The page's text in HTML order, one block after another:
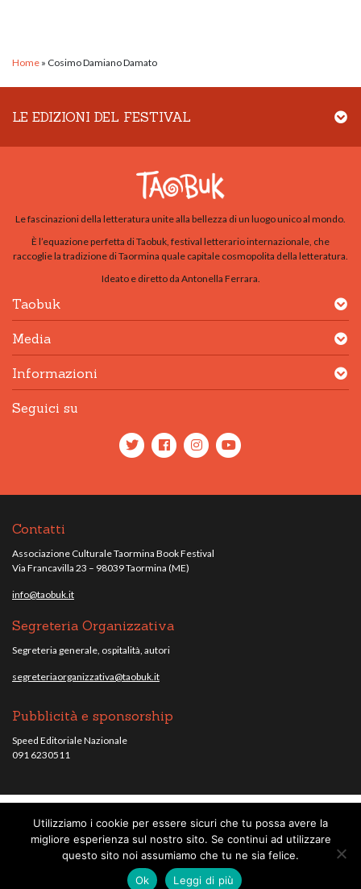
Home » Cosimo Damiano Damato
LE EDIZIONI DEL FESTIVAL
Le fascinazioni della letteratura unite alla bellezza di un luogo unico al mondo.
È l’equazione perfetta di Taobuk, festival letterario internazionale, che
raccoglie la tradizione di Taormina quale capitale cosmopolita della letteratura.
Ideato e diretto da Antonella Ferrara.
Taobuk
Media
Informazioni
Seguici su
Contatti
Associazione Culturale Taormina Book Festival
Via Francavilla 23 – 98039 Taormina (ME)
info@taobuk.it
Segreteria Organizzativa
Segreteria generale, ospitalità, autori
segreteriaorganizzativa@taobuk.it
Pubblicità e sponsorship
Speed Editoriale Nazionale
091 6230511
© Taobuk, festival letterario internazionale 2013/2021 - Tutti i contenuti del
sito sono coperti da copyright - C.F. 96010220836.note legali.
Credits
Utilizziamo i cookie per essere sicuri che tu possa avere la
migliore esperienza sul nostro sito. Se continui ad utilizzare
questo sito noi assumiamo che tu ne sia felice.
Ok
Leggi di più